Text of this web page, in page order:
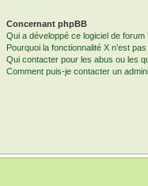
Concernant phpBB
Qui a développé ce logiciel de forum
Pourquoi la fonctionnalité X n’est
Qui contacter pour les abus ou les
Comment puis-je contacter un